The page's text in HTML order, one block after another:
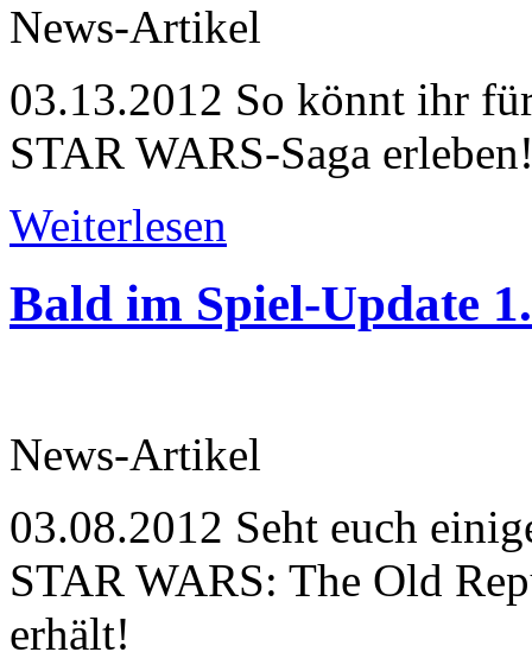
News-Artikel
03.13.2012 So könnt ihr
STAR WARS-Saga
Weiterlesen
Bald im Spiel-Update
News-Artikel
03.08.2012 Seht euch
STAR WARS: The Old
erhält!